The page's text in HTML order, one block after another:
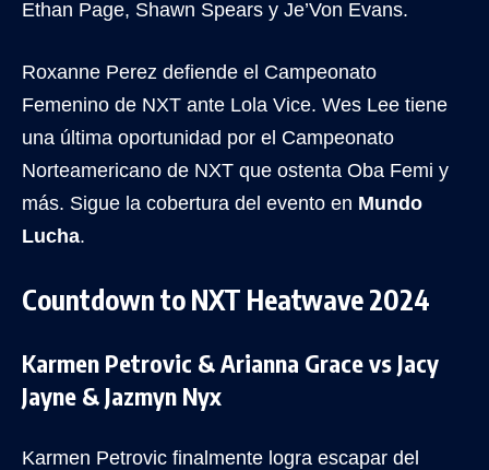
Ethan Page, Shawn Spears y Je’Von Evans.
Roxanne Perez defiende el Campeonato
Femenino de NXT ante Lola Vice. Wes Lee tiene
una última oportunidad por el Campeonato
Norteamericano de NXT que ostenta Oba Femi y
más. Sigue la cobertura del evento en Mundo
Lucha.
Countdown to NXT Heatwave 2024
Karmen Petrovic & Arianna Grace vs Jacy
Jayne & Jazmyn Nyx
Karmen Petrovic finalmente logra escapar del